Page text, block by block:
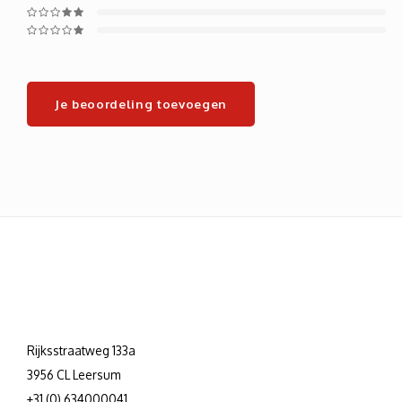
Je beoordeling toevoegen
Rijksstraatweg 133a
3956 CL Leersum
+31 (0) 634000041